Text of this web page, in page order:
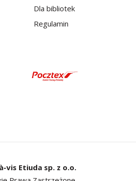
Dla bibliotek
Regulamin
vis Etiuda sp. z o.o.